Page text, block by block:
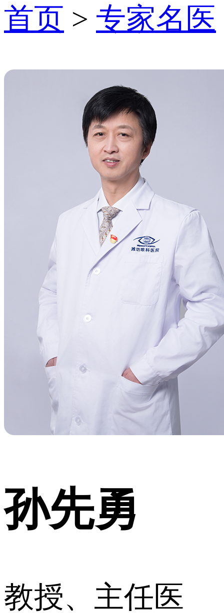
首页 > 专家名医
孙先勇
教授、主任医